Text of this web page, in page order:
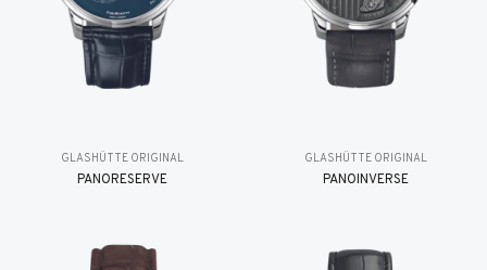
GLASHÜTTE ORIGINAL
PANORESERVE
GLASHÜTTE ORIGINAL
PANOINVERSE